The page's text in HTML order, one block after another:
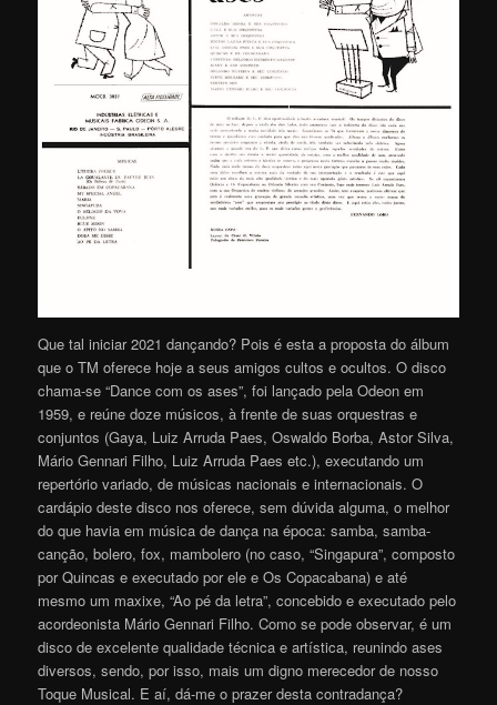
Que tal iniciar 2021 dançando? Pois é esta a proposta do álbum
que o TM oferece hoje a seus amigos cultos e ocultos. O disco
chama-se “Dance com os ases”, foi lançado pela Odeon em
1959, e reúne doze músicos, à frente de suas orquestras e
conjuntos (Gaya, Luiz Arruda Paes, Oswaldo Borba, Astor Silva,
Mário Gennari Filho, Luiz Arruda Paes etc.), executando um
repertório variado, de músicas nacionais e internacionais. O
cardápio deste disco nos oferece, sem dúvida alguma, o melhor
do que havia em música de dança na época: samba, samba-
canção, bolero, fox, mambolero (no caso, “Singapura”, composto
por Quincas e executado por ele e Os Copacabana) e até
mesmo um maxixe, “Ao pé da letra”, concebido e executado pelo
acordeonista Mário Gennari Filho. Como se pode observar, é um
disco de excelente qualidade técnica e artística, reunindo ases
diversos, sendo, por isso, mais um digno merecedor de nosso
Toque Musical. E aí, dá-me o prazer desta contradança?